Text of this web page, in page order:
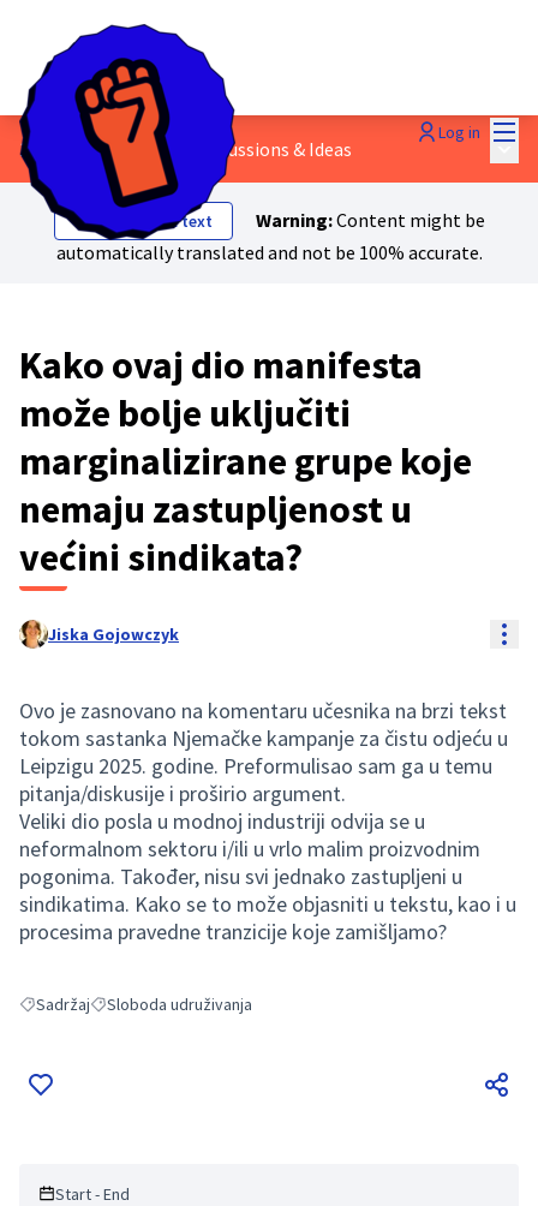
Log in
1 - Radnička moć / 💬 Discussions & Ideas Main
Show original text Warning:Content might be
automatically translated and not be 100% accurate.
Kako ovaj dio manifesta
može bolje uključiti
marginalizirane grupe koje
nemaju zastupljenost u
većini sindikata?
Jiska Gojowczyk
Ovo je zasnovano na komentaru učesnika na brzi tekst
tokom sastanka Njemačke kampanje za čistu odjeću u
Leipzigu 2025. godine. Preformulisao sam ga u temu
pitanja/diskusije i proširio argument.
Veliki dio posla u modnoj industriji odvija se u
neformalnom sektoru i/ili u vrlo malim proizvodnim
pogonima. Također, nisu svi jednako zastupljeni u
sindikatima. Kako se to može objasniti u tekstu, kao i u
procesima pravedne tranzicije koje zamišljamo?
Filter results for: Sadržaj
SadržajFilter results for: Sloboda udruživanja
Sloboda udruživanja
Start - End